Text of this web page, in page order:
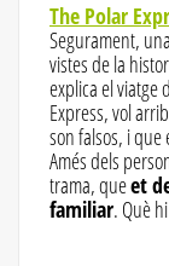
The Polar
Segurament,
vistes de la
explica el viatge
Express, vol
son falsos, i que
Amés dels
trama, queet
familiar. Què